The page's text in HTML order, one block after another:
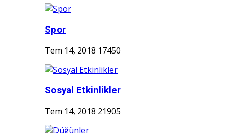
Spor
Tem 14, 2018 17450
Sosyal Etkinlikler
Tem 14, 2018 21905